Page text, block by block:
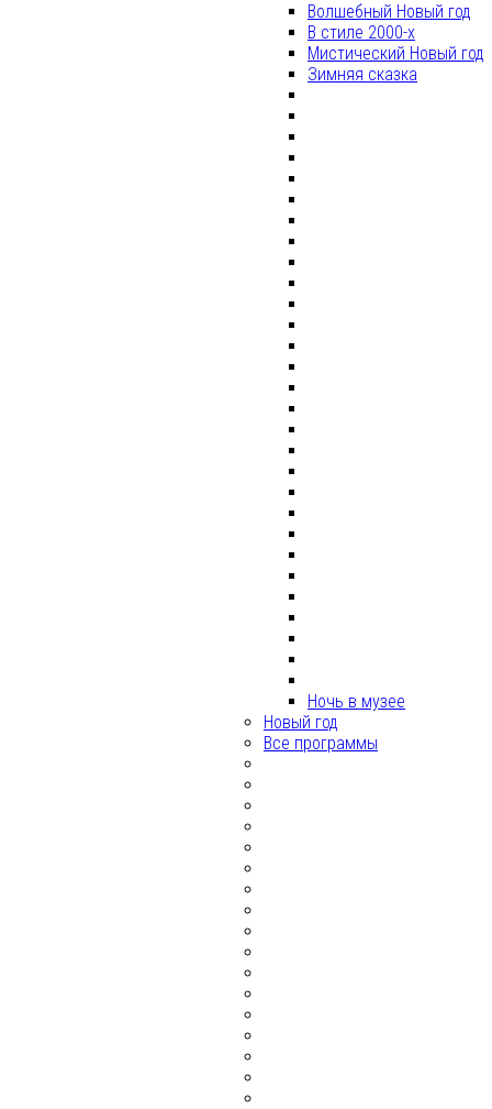
Волшебный Новый год
В стиле 2000-х
Мистический Новый год
Зимняя сказка
Ночь в музее
Новый год
Все программы